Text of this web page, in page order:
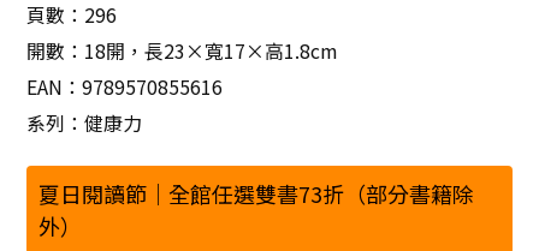
頁數：296
開數：18開，長23×寬17×高1.8cm
EAN：9789570855616
系列：健康力
夏日閱讀節｜全館任選雙書73折（部分書籍除
外）